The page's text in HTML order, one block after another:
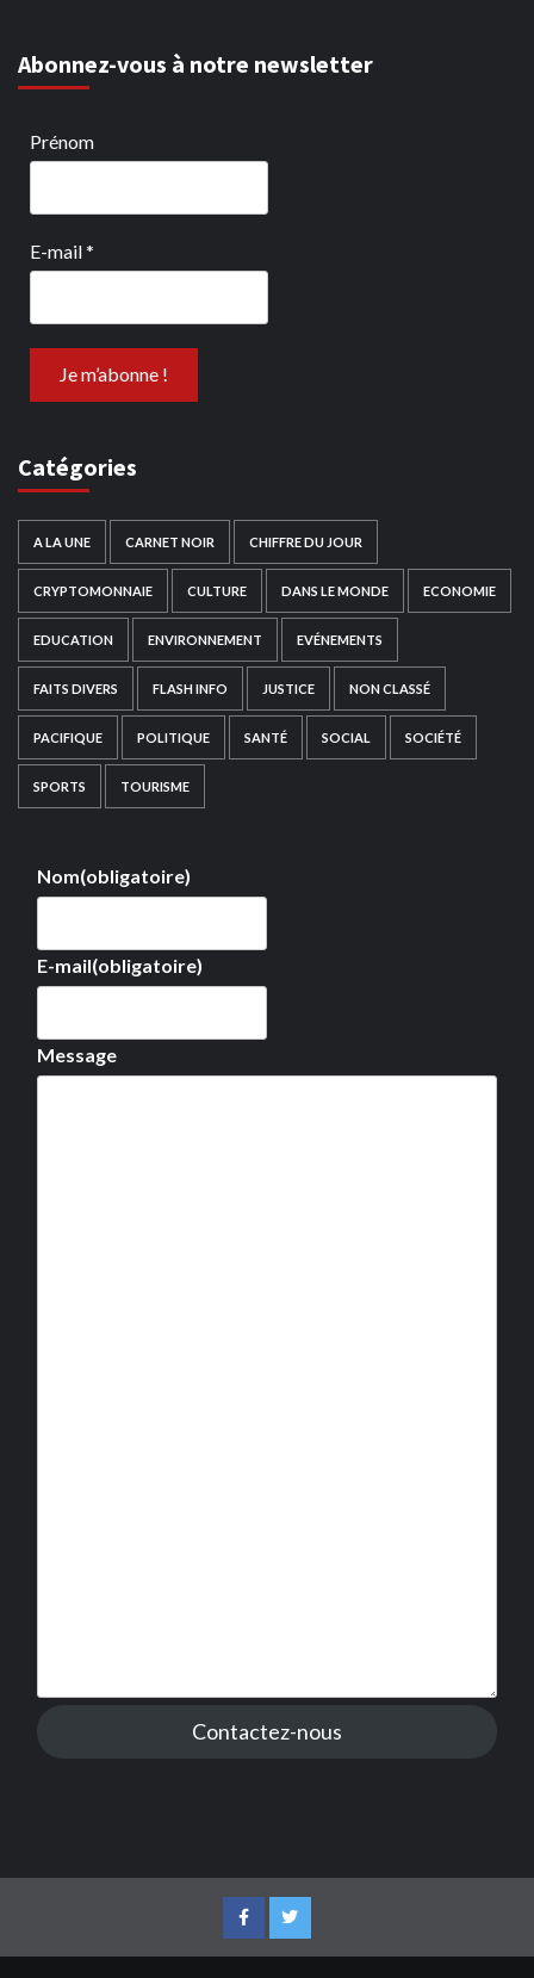
Abonnez-vous à notre newsletter
Prénom
E-mail*
Catégories
A LA UNE CARNET NOIR CHIFFRE DU JOUR
CRYPTOMONNAIE CULTURE DANS LE MONDE ECONOMIE
EDUCATION ENVIRONNEMENT EVÉNEMENTS
FAITS DIVERS FLASH INFO JUSTICE NON CLASSÉ
PACIFIQUE POLITIQUE SANTÉ SOCIAL SOCIÉTÉ
SPORTS TOURISME
Nom(obligatoire)
E-mail(obligatoire)
Message
Contactez-nous
FacebookTwitter